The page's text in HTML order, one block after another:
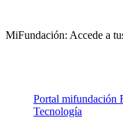
MiFundación: Accede a
Portal mifundación
Tecnología